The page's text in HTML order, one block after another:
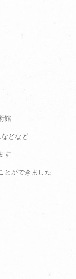
館
どなど
す
とができました